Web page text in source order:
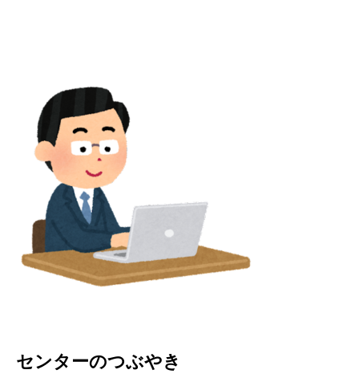
センターのつぶやき